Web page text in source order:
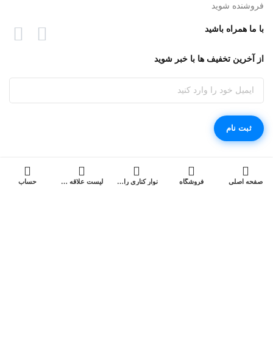
فروشنده شوید
با ما همراه باشید
از آخرین تخفیف ها با خبر شوید
صفحه اصلی فروشگاه نوار کناری را باز کنید لیست علاقه مندی ها حساب